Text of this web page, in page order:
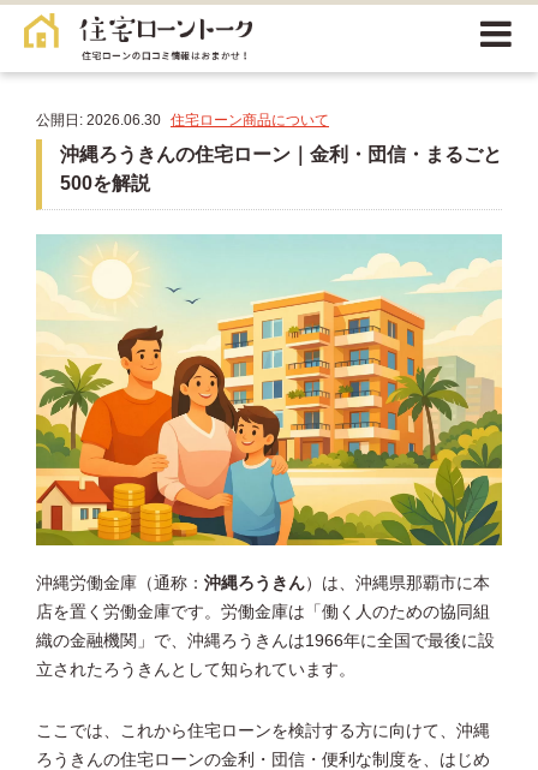
公開日: 2026.06.30 住宅ローン商品について
沖縄ろうきんの住宅ローン｜金利・団信・まるごと
500を解説
沖縄労働金庫（通称： 沖縄ろうきん）は、沖縄県那覇市に本
店を置く労働金庫です。労働金庫は「働く人のための協同組
織の金融機関」で、沖縄ろうきんは1966年に全国で最後に設
立されたろうきんとして知られています。
ここでは、これから住宅ローンを検討する方に向けて、沖縄
ろうきんの住宅ローンの金利・団信・便利な制度を、はじめ